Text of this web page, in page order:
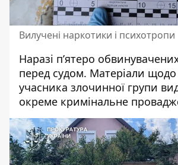
Вилучені наркотики і психотропи
Наразі п’ятеро
перед судом. Матеріали
учасника злочинної групи
окреме кримінальне